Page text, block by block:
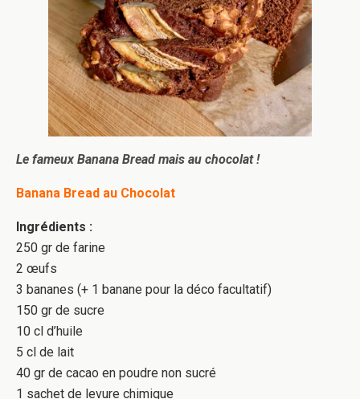
Le fameux Banana Bread mais au chocolat !
Banana Bread au Chocolat
Ingrédients :
250 gr de farine
2 œufs
3 bananes (+ 1 banane pour la déco facultatif)
150 gr de sucre
10 cl d’huile
5 cl de lait
40 gr de cacao en poudre non sucré
1 sachet de levure chimique